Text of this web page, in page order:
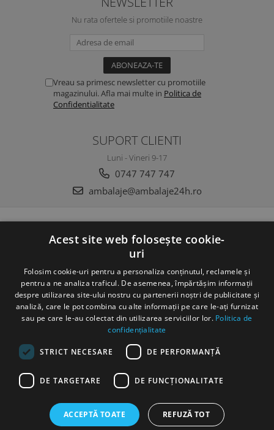
Nu rata ofertele si promotiile noastre
Vreau sa primesc newsletter cu promotiile
magazinului. Afla mai multe in Politica de
Confidentialitate
SUPORT CLIENTI
Luni - Vineri 9-17
0747 747 747
ambalaje@ambalaje24h.ro
CLIENTI
DATE COMERCIALE
©Copyright SC DC Folie SRL 2022
Produse concepute si fabricate 100% in Romania
commerce by Gomag
Acest site web folosește cookie-
uri
Folosim cookie-uri pentru a personaliza conținutul, reclamele și
pentru a ne analiza traficul. De asemenea, împărtășim informații
despre utilizarea site-ului nostru cu partenerii noștri de publicitate și
analiză, care le pot combina cu alte informații pe care le-ați furnizat
sau pe care le-au colectat din utilizarea serviciilor lor. Politica de
confidențialitate
STRICT NECESARE DE PERFORMANȚĂ
DE TARGETARE DE FUNCŢIONALITATE
ACCEPTĂ TOATE REFUZĂ TOT